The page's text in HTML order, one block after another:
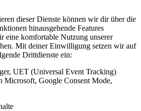
dieser Dienste können wir dir über die
hinausgehende Features
eine komfortable Nutzung unserer
Mit deiner Einwilligung setzen wir auf
Drittdienste ein:
UET (Universal Event Tracking)
Microsoft, Google Consent Mode,